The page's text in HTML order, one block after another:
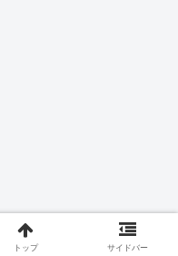
トップ サイドバー